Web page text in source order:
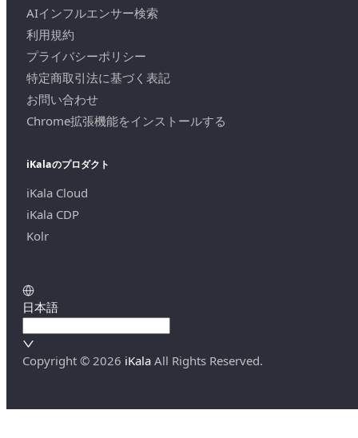
AIインフルエンサー検索
利用規約
プライバシーポリシー
特定商取引法に基づく表記
お問い合わせ
Chrome拡張機能をインストールする
iKalaのプロダクト
iKala Cloud
iKala CDP
Kolr
日本語
Copyright © 2026 iKala All Rights Reserved.